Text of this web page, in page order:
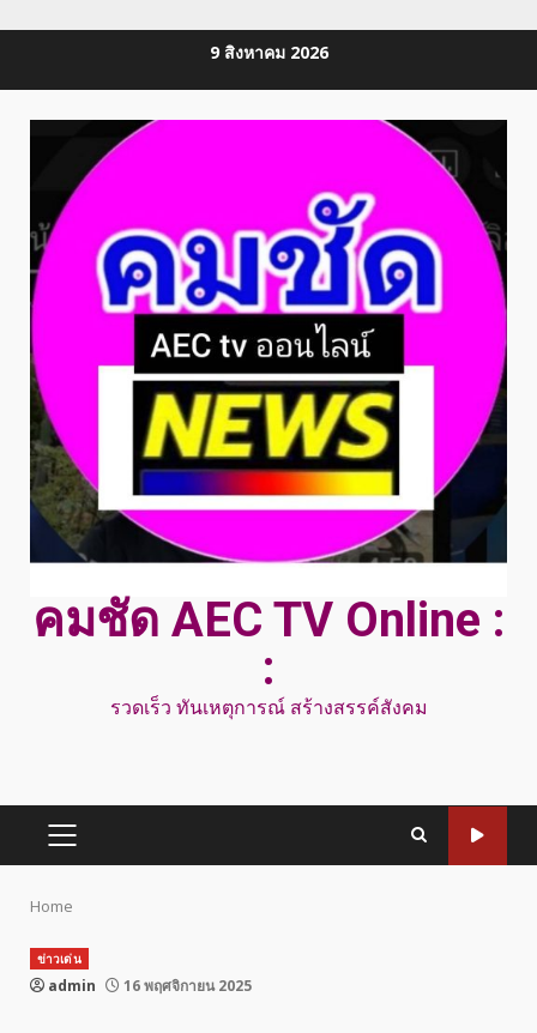
9 สิงหาคม 2026
คมชัด AEC TV Online :
:
รวดเร็ว ทันเหตุการณ์ สร้างสรรค์สังคม
PRIMARY
Home
ข่าวเด่น
admin 16 พฤศจิกายน 2025